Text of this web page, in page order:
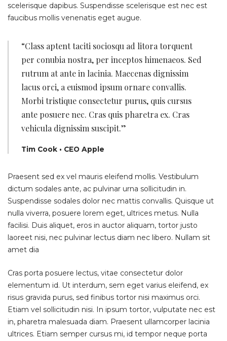
scelerisque dapibus. Suspendisse scelerisque est nec est
faucibus mollis venenatis eget augue.
“Class aptent taciti sociosqu ad litora torquent
per conubia nostra, per inceptos himenaeos. Sed
rutrum at ante in lacinia. Maecenas dignissim
lacus orci, a euismod ipsum ornare convallis.
Morbi tristique consectetur purus, quis cursus
ante posuere nec. Cras quis pharetra ex. Cras
vehicula dignissim suscipit.”
Tim Cook • CEO Apple
Praesent sed ex vel mauris eleifend mollis. Vestibulum
dictum sodales ante, ac pulvinar urna sollicitudin in.
Suspendisse sodales dolor nec mattis convallis. Quisque ut
nulla viverra, posuere lorem eget, ultrices metus. Nulla
facilisi. Duis aliquet, eros in auctor aliquam, tortor justo
laoreet nisi, nec pulvinar lectus diam nec libero. Nullam sit
amet dia
Cras porta posuere lectus, vitae consectetur dolor
elementum id. Ut interdum, sem eget varius eleifend, ex
risus gravida purus, sed finibus tortor nisi maximus orci.
Etiam vel sollicitudin nisi. In ipsum tortor, vulputate nec est
in, pharetra malesuada diam. Praesent ullamcorper lacinia
ultrices. Etiam semper cursus mi, id tempor neque porta